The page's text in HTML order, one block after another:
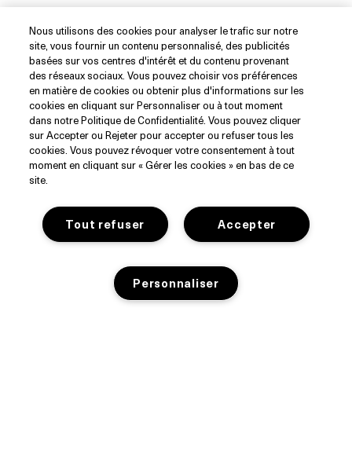
Inscrivez-vous à la newsletter La Mer afin
d'être le premier à découvrir nos dernières
nouveautés.
Consultez notre notice sur l’utilisation de vos
données.
Nous utilisons des cookies pour analyser le trafic sur notre
site, vous fournir un contenu personnalisé, des publicités
basées sur vos centres d'intérêt et du contenu provenant
des réseaux sociaux. Vous pouvez choisir vos préférences
en matière de cookies ou obtenir plus d'informations sur les
cookies en cliquant sur Personnaliser ou à tout moment
dans notre Politique de Confidentialité. Vous pouvez cliquer
sur Accepter ou Rejeter pour accepter ou refuser tous les
cookies. Vous pouvez révoquer votre consentement à tout
moment en cliquant sur « Gérer les cookies » en bas de ce
site.
Accepter
Tout refuser
Personnaliser